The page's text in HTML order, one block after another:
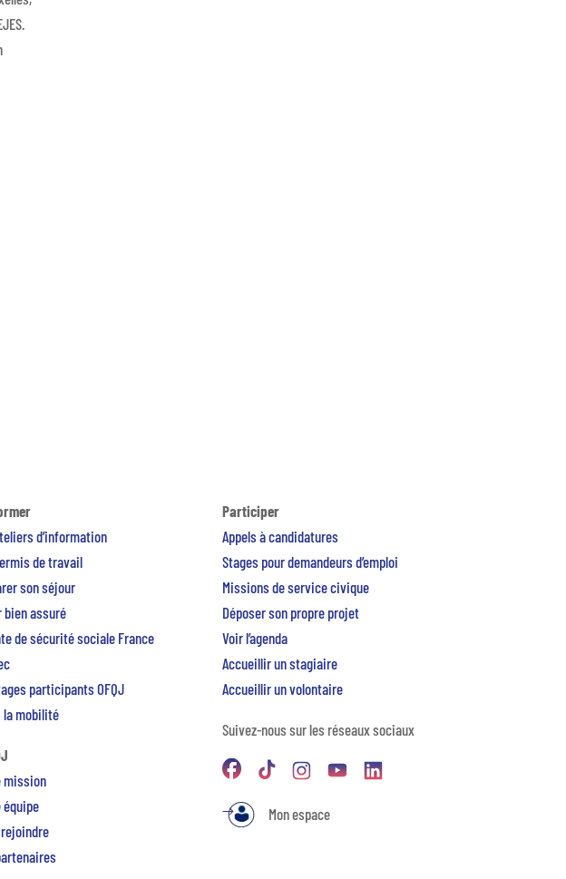
d’information
de travail
son séjour
bien assuré
de sécurité sociale France
participants OFQJ
la mobilité
mission
équipe
Participer
Appels à candidatures
Stages pour demandeurs d’emploi
Missions de service civique
Déposer son propre projet
Voir l’agenda
Accueillir un stagiaire
Accueillir un volontaire
Suivez-nous sur les réseaux sociaux
Mon espace